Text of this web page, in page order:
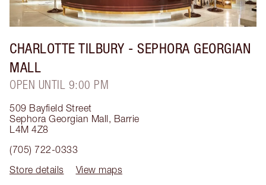
CHARLOTTE TILBURY - SEPHORA GEORGIAN
MALL
OPEN UNTIL 9:00 PM
509 Bayfield Street
Sephora Georgian Mall, Barrie
L4M 4Z8
(705) 722-0333
Store details
View maps